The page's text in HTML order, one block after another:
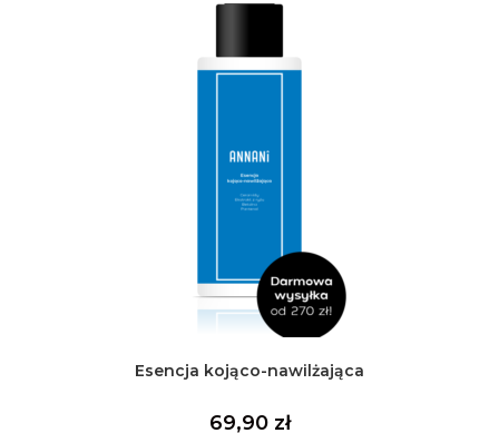
Esencja kojąco-nawilżająca
69,90 zł